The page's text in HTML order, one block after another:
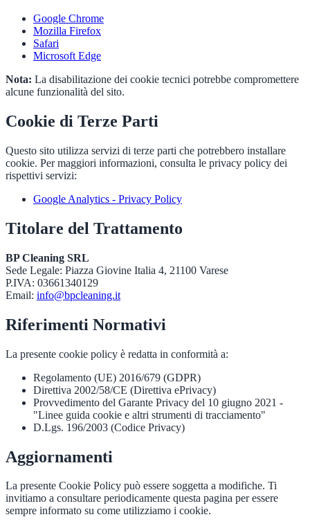
Google Chrome
Mozilla Firefox
Safari
Microsoft Edge
Nota: La disabilitazione dei cookie tecnici potrebbe compromettere
alcune funzionalità del sito.
Cookie di Terze Parti
Questo sito utilizza servizi di terze parti che potrebbero installare
cookie. Per maggiori informazioni, consulta le privacy policy dei
rispettivi servizi:
Google Analytics - Privacy Policy
Titolare del Trattamento
BP Cleaning SRL
Sede Legale: Piazza Giovine Italia 4, 21100 Varese
P.IVA: 03661340129
Email: info@bpcleaning.it
Riferimenti Normativi
La presente cookie policy è redatta in conformità a:
Regolamento (UE) 2016/679 (GDPR)
Direttiva 2002/58/CE (Direttiva ePrivacy)
Provvedimento del Garante Privacy del 10 giugno 2021 -
"Linee guida cookie e altri strumenti di tracciamento"
D.Lgs. 196/2003 (Codice Privacy)
Aggiornamenti
La presente Cookie Policy può essere soggetta a modifiche. Ti
invitiamo a consultare periodicamente questa pagina per essere
sempre informato su come utilizziamo i cookie.